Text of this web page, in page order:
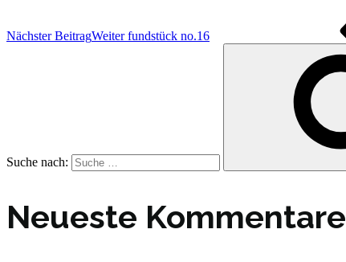
Nächster BeitragWeiter fundstück no.16
Suche nach:
Neueste Kommentare